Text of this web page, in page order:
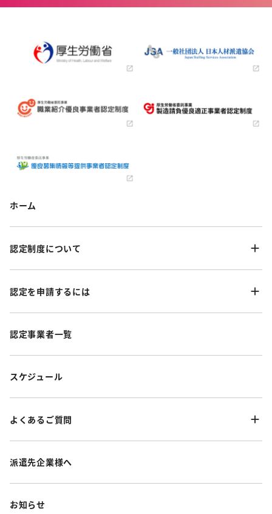
ホーム
認定制度について
認定を申請するには
認定事業者一覧
スケジュール
よくあるご質問
派遣先企業様へ
お知らせ